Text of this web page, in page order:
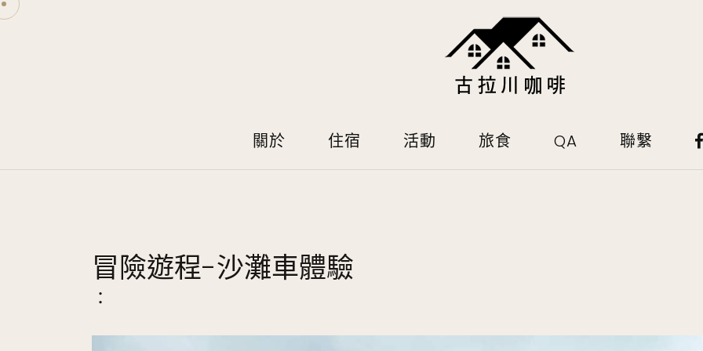
關於 住宿 活動 旅食 QA 聯繫
冒險遊程-沙灘車體驗
：